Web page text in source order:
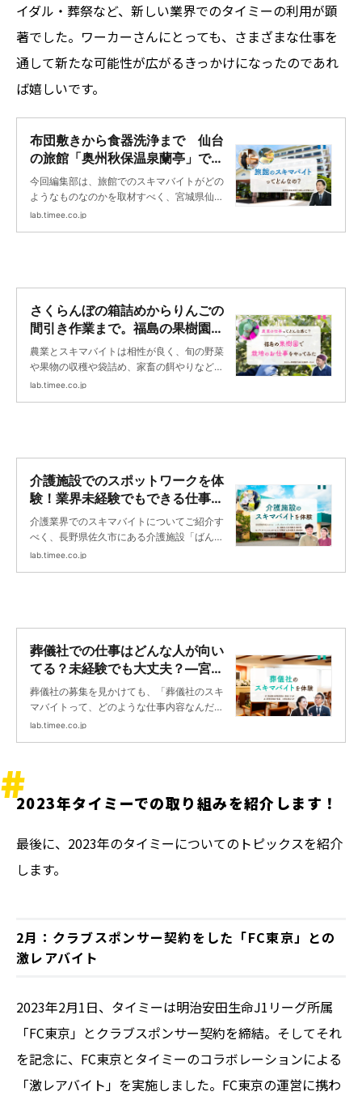
イダル・葬祭など、新しい業界でのタイミーの利用が顕
著でした。ワーカーさんにとっても、さまざまな仕事を
通して新たな可能性が広がるきっかけになったのであれ
ば嬉しいです。
布団敷きから食器洗浄まで 仙台
の旅館「奥州秋保温泉蘭亭」でス
キマバイト体験！ | タイミーラボ
- スキマで働く、世界が広がる。
今回編集部は、旅館でのスキマバイトがどの
ようなものなのかを取材すべく、宮城県仙台
市に位置する奥州秋保温泉蘭亭を訪れまし
lab.timee.co.jp
さくらんぼの箱詰めからりんごの
間引き作業まで。福島の果樹園で
スキマバイトに挑戦！＜タイミー
お仕事レポ＞ | タイミーラボ - ス
キマで働く、世界が広がる。
農業とスキマバイトは相性が良く、旬の野菜
や果物の収穫や袋詰め、家畜の餌やりなど魅
力的なお仕事が揃っています。今回は、果樹
lab.timee.co.jp
介護施設でのスポットワークを体
験！業界未経験でもできる仕事の
内容とは？ | タイミーラボ - スキ
マで働く、世界が広がる。
介護業界でのスキマバイトについてご紹介す
べく、長野県佐久市にある介護施設「ばん
り」にお邪魔しました。お仕事を体験すると
ん。「介護の仕事に興味はあったけど、資格
がないからできない」と諦めていた方も、是
非チェックしてくださいね。
lab.timee.co.jp
葬儀社での仕事はどんな人が向い
てる？未経験でも大丈夫？—宮城
県内に展開する「清月記」に潜入
してみた | タイミーラボ - スキマ
で働く、世界が広がる。
葬儀社の募集を見かけても、「葬儀社のスキ
マバイトって、どのような仕事内容なんだろ
う？」「葬儀スタッフは専門性が必要そうだ
ような仕事なのかを体験しました。清月記で
のスキマバイトが人気である理由に迫りま
lab.timee.co.jp
2023年タイミーでの取り組みを紹介します！
最後に、2023年のタイミーについてのトピックスを紹介
します。
2月：クラブスポンサー契約をした「FC東京」との
激レアバイト
2023年2月1日、タイミーは明治安田生命J1リーグ所属
「FC東京」とクラブスポンサー契約を締結。そしてそれ
を記念に、FC東京とタイミーのコラボレーションによる
「激レアバイト」を実施しました。FC東京の運営に携わ